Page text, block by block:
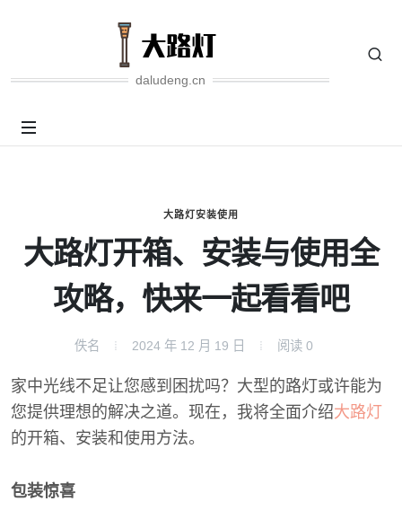
daludeng.cn
大路灯安装使用
大路灯开箱、安装与使用全
攻略，快来一起看看吧
佚名 2024 年 12 月 19 日 阅读 0
家中光线不足让您感到困扰吗？大型的路灯或许能为
您提供理想的解决之道。现在，我将全面介绍大路灯
的开箱、安装和使用方法。
包装惊喜